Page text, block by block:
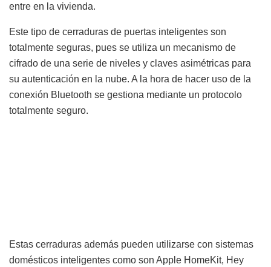
entre en la vivienda.
Este tipo de cerraduras de puertas inteligentes son
totalmente seguras, pues se utiliza un mecanismo de
cifrado de una serie de niveles y claves asimétricas para
su autenticación en la nube. A la hora de hacer uso de la
conexión Bluetooth se gestiona mediante un protocolo
totalmente seguro.
Estas cerraduras además pueden utilizarse con sistemas
domésticos inteligentes como son Apple HomeKit, Hey